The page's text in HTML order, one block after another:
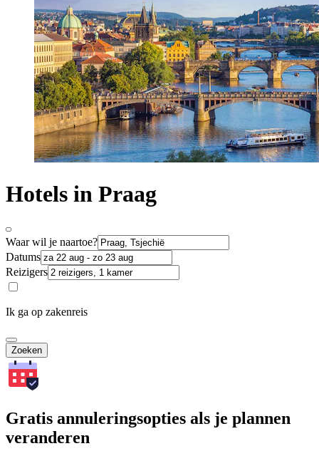
Hotels in Praag
Waar wil je naartoe?
Datums
Reizigers
Ik ga op zakenreis
Zoeken
Gratis annuleringsopties als je plannen
veranderen